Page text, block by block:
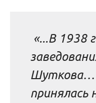
«...В 1938
Шуткова…
принялась